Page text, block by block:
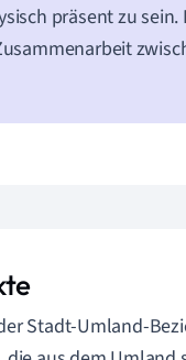
präsent zu
Stadt-Umland-